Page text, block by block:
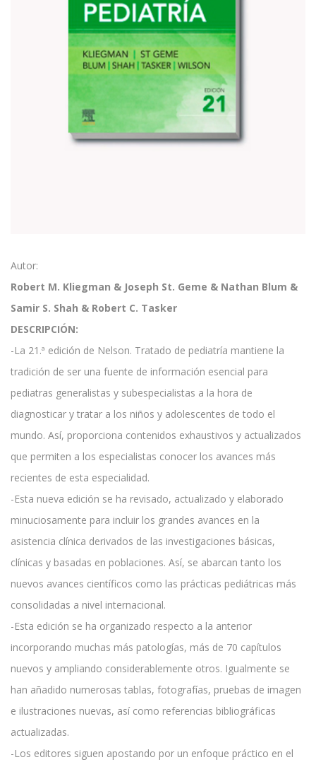
Autor:
Robert M. Kliegman & Joseph St. Geme & Nathan Blum &
Samir S. Shah & Robert C. Tasker
DESCRIPCIÓN:
-La 21.ª edición de Nelson. Tratado de pediatría mantiene la
tradición de ser una fuente de información esencial para
pediatras generalistas y subespecialistas a la hora de
diagnosticar y tratar a los niños y adolescentes de todo el
mundo. Así, proporciona contenidos exhaustivos y actualizados
que permiten a los especialistas conocer los avances más
recientes de esta especialidad.
-Esta nueva edición se ha revisado, actualizado y elaborado
minuciosamente para incluir los grandes avances en la
asistencia clínica derivados de las investigaciones básicas,
clínicas y basadas en poblaciones. Así, se abarcan tanto los
nuevos avances científicos como las prácticas pediátricas más
consolidadas a nivel internacional.
-Esta edición se ha organizado respecto a la anterior
incorporando muchas más patologías, más de 70 capítulos
nuevos y ampliando considerablemente otros. Igualmente se
han añadido numerosas tablas, fotografías, pruebas de imagen
e ilustraciones nuevas, así como referencias bibliográficas
actualizadas.
-Los editores siguen apostando por un enfoque práctico en el